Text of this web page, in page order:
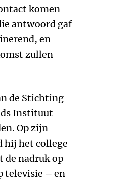
komen
antwoord gaf
en
zullen
de Stichting
Instituut
Op zijn
hij het college
de nadruk op
televisie – en